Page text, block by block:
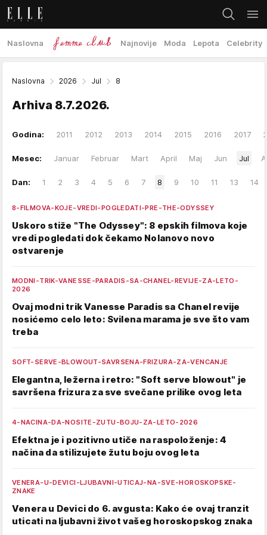
Naslovna Najnovije Moda Lepota Celebrity
Naslovna 2026 Jul 8
Arhiva 8.7.2026.
Godina: 2011 2012 2013 2014 2015 2016 2017
Mesec: Januar Februar Mart April Maj Jun Jul
Dan: 1 2 3 4 5 6 7 8 9 10 11 13 14
8-FILMOVA-KOJE-VREDI-POGLEDATI-PRE-THE-ODYSSEY
Uskoro stiže "The Odyssey": 8 epskih filmova koje
vredi pogledati dok čekamo Nolanovo novo
ostvarenje
MODNI-TRIK-VANESSE-PARADIS-SA-CHANEL-REVIJE-ZA-LETO-
2026
Ovaj modni trik Vanesse Paradis sa Chanel revije
nosićemo celo leto: Svilena marama je sve što vam
treba
SOFT-SERVE-BLOWOUT-SAVRSENA-FRIZURA-ZA-VENCANJE
Elegantna, ležerna i retro: "Soft serve blowout" je
savršena frizura za sve svečane prilike ovog leta
4-NACINA-DA-NOSITE-ZUTU-BOJU-ZA-LETO-2026
Efektna je i pozitivno utiče na raspoloženje: 4
načina da stilizujete žutu boju ovog leta
VENERA-U-DEVICI-LJUBAVNI-UTICAJ-NA-SVE-HOROSKOPSKE-
ZNAKE
Venera u Devici do 6. avgusta: Kako će ovaj tranzit
uticati na ljubavni život vašeg horoskopskog znaka